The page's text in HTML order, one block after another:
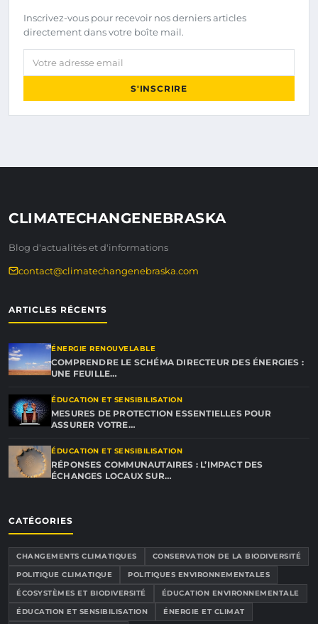
Inscrivez-vous pour recevoir nos derniers articles
directement dans votre boîte mail.
Votre adresse email
S'INSCRIRE
CLIMATECHANGENEBRASKA
Blog d'actualités et d'informations
contact@climatechangenebraska.com
ARTICLES RÉCENTS
ÉNERGIE RENOUVELABLE
COMPRENDRE LE SCHÉMA DIRECTEUR DES ÉNERGIES :
UNE FEUILLE…
ÉDUCATION ET SENSIBILISATION
MESURES DE PROTECTION ESSENTIELLES POUR
ASSURER VOTRE…
ÉDUCATION ET SENSIBILISATION
RÉPONSES COMMUNAUTAIRES : L’IMPACT DES
ÉCHANGES LOCAUX SUR…
CATÉGORIES
CHANGEMENTS CLIMATIQUES
CONSERVATION DE LA BIODIVERSITÉ
POLITIQUE CLIMATIQUE
POLITIQUES ENVIRONNEMENTALES
ÉCOSYSTÈMES ET BIODIVERSITÉ
ÉDUCATION ENVIRONNEMENTALE
ÉDUCATION ET SENSIBILISATION
ÉNERGIE ET CLIMAT